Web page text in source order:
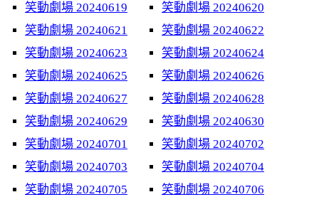
笑動劇場 20240619
笑動劇場 20240620
笑動劇場 20240621
笑動劇場 20240622
笑動劇場 20240623
笑動劇場 20240624
笑動劇場 20240625
笑動劇場 20240626
笑動劇場 20240627
笑動劇場 20240628
笑動劇場 20240629
笑動劇場 20240630
笑動劇場 20240701
笑動劇場 20240702
笑動劇場 20240703
笑動劇場 20240704
笑動劇場 20240705
笑動劇場 20240706